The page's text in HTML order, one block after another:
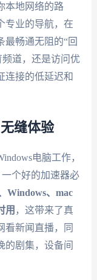
本地网络的路
专业的导航，在
最畅通无阻的“回
道，还是访问优
连接的低延迟和
缝体验
电脑工作，
一个好的加速器必
Windows、mac
用 ，这带来了真
看新闻直播，同
的剧集，设备间